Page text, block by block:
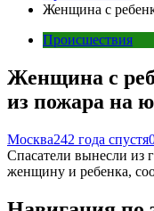
Женщина с
Происшествия
Женщина с
из пожара на
Москва242 года спустя
Спасатели вынесли из
женщину и ребенка,